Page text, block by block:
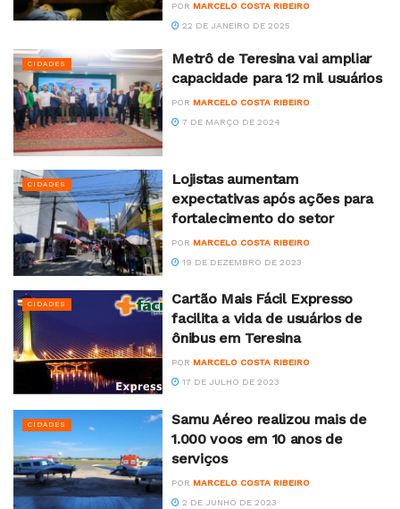
POR MARCELO COSTA RIBEIRO
22 DE JANEIRO DE 2025
CIDADES
Metrô de Teresina vai ampliar
capacidade para 12 mil usuários
POR MARCELO COSTA RIBEIRO
7 DE MARÇO DE 2024
CIDADES
Lojistas aumentam
expectativas após ações para
fortalecimento do setor
POR MARCELO COSTA RIBEIRO
19 DE DEZEMBRO DE 2023
CIDADES
Cartão Mais Fácil Expresso
facilita a vida de usuários de
ônibus em Teresina
POR MARCELO COSTA RIBEIRO
17 DE JULHO DE 2023
CIDADES
Samu Aéreo realizou mais de
1.000 voos em 10 anos de
serviços
POR MARCELO COSTA RIBEIRO
2 DE JUNHO DE 2023